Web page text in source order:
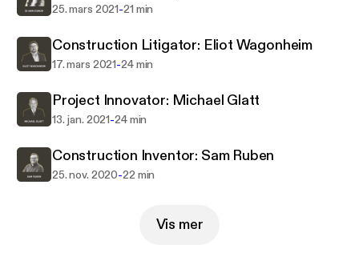
25. mars 2021-21 min
Construction Litigator: Eliot Wagonheim
17. mars 2021-24 min
Project Innovator: Michael Glatt
13. jan. 2021-24 min
Construction Inventor: Sam Ruben
25. nov. 2020-22 min
Vis mer